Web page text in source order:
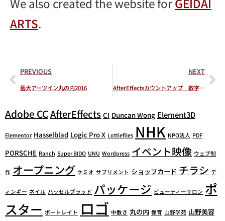
ARTS.
PREVIOUS
藝大アーツイン丸の内2016
NEXT
AfterEffectsカウントアップ 数字のアニメーション
Adobe CCAfterEffects CI Duncan Wong Element3D
Elementor Hasselblad Logic Pro X Lottiefiles NHK NPO法人 PDF
PORSCHE Ranch Super BIDO UNU Wordpress イベント映像 ウェブ制
作 オープニング ケミオ サプリメント ショップカード チラシ デ
ィンギー ネイル ハッセルブラッド パッケージ ビューティーサロン ポ
スター ポートレイト ロゴ 中敷き 丸の内 保育 山野学苑 山野美容